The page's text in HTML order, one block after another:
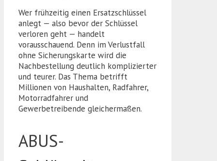
Wer frühzeitig einen Ersatzschlüssel
anlegt — also bevor der Schlüssel
verloren geht — handelt
vorausschauend. Denn im Verlustfall
ohne Sicherungskarte wird die
Nachbestellung deutlich komplizierter
und teurer. Das Thema betrifft
Millionen von Haushalten, Radfahrer,
Motorradfahrer und
Gewerbetreibende gleichermaßen.
ABUS-